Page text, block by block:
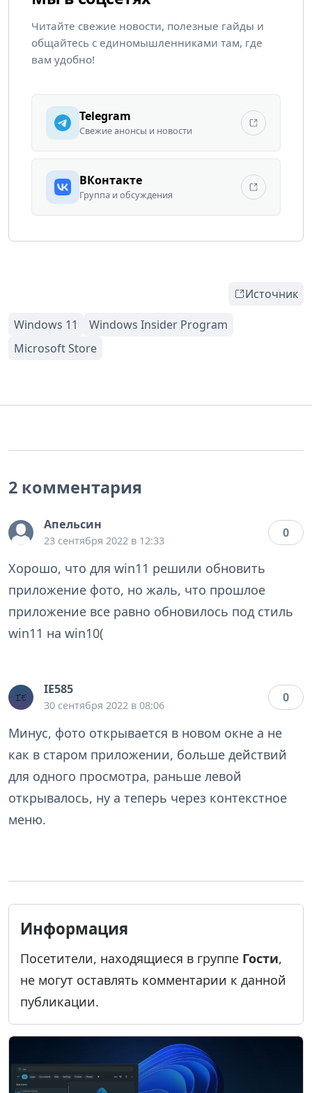
Читайте свежие новости, полезные гайды и
общайтесь с единомышленниками там, где
вам удобно!
Telegram
Свежие анонсы и новости
ВКонтакте
Группа и обсуждения
Источник
2 комментария
Апельсин
23 сентября 2022 в 12:33
0
Хорошо, что для win11 решили обновить
приложение фото, но жаль, что прошлое
приложение все равно обновилось под стиль
win11 на win10(
IE585
30 сентября 2022 в 08:06
0
Минус, фото открывается в новом окне а не
как в старом приложении, больше действий
для одного просмотра, раньше левой
открывалось, ну а теперь через контекстное
меню.
Информация
Посетители, находящиеся в группе Гости,
не могут оставлять комментарии к данной
публикации.